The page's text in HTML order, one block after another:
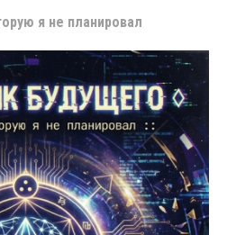
я не планировал